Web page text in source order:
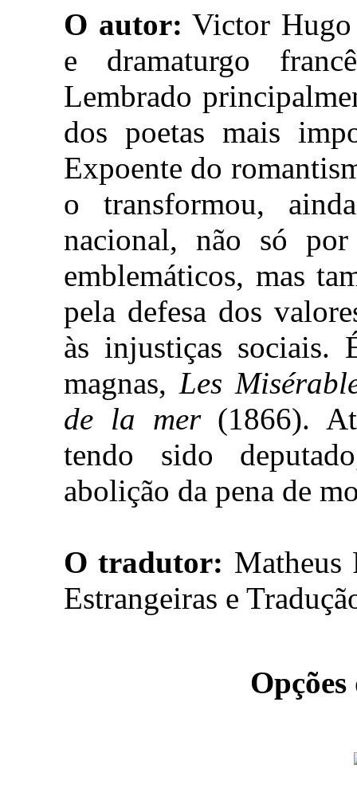
O autor: Victor Hugo
e dramaturgo
Lembrado
dos poetas mais
Expoente do
o transformou,
nacional, não só por
emblemáticos, mas
pela defesa dos
às injustiças sociais.
magnas,Les
de la mer(1866).
tendo sido
abolição da pena de
O tradutor: Matheus
Estrangeiras e